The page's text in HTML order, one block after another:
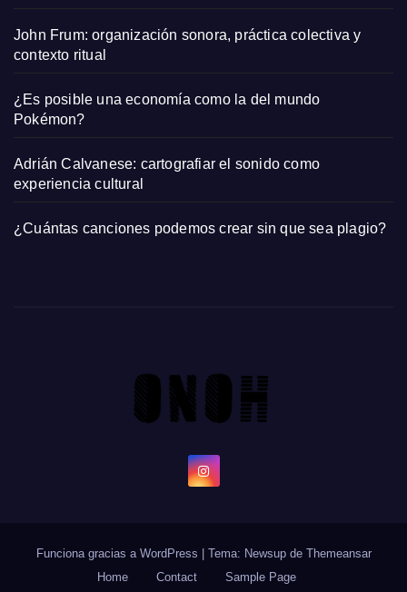
John Frum: organización sonora, práctica colectiva y
contexto ritual
¿Es posible una economía como la del mundo
Pokémon?
Adrián Calvanese: cartografiar el sonido como
experiencia cultural
¿Cuántas canciones podemos crear sin que sea plagio?
Funciona gracias a WordPress | Tema: Newsup de Themeansar
Home
Contact Sample Page